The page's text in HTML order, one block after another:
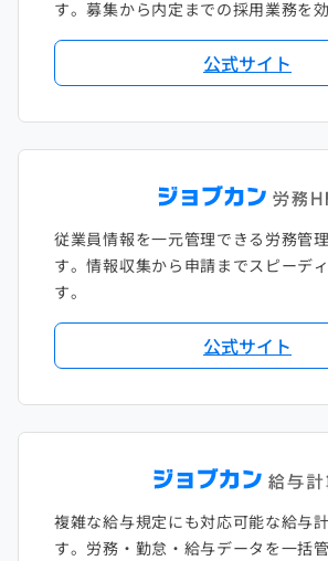
す。募集から内定までの採用業務を効
公式サイト
従業員情報を一元管理できる労務管
す。情報収集から申請までスピーデ
す。
公式サイト
複雑な給与規定にも対応可能な給与
す。労務・勤怠・給与データを一括管